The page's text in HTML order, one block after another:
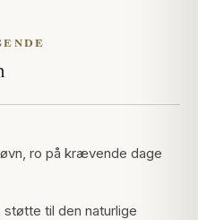
ro på krævende dage
til den naturlige